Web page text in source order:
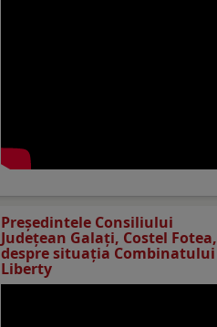
Preşedintele Consiliului
Judeţean Galaţi, Costel Fotea,
despre situaţia Combinatului
Liberty